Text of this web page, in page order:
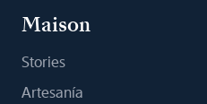
Maison
Stories
Artesanía